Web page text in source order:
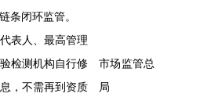
条闭环监管。
表人、最高管理
检测机构自行修
，不需再到资质
市场监管总
局